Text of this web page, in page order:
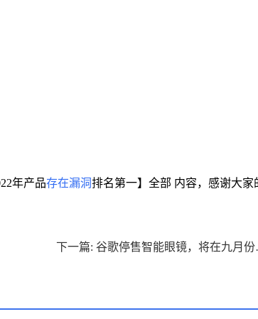
年产品存在漏洞排名第一】全部 内容，感谢大家
下一篇: